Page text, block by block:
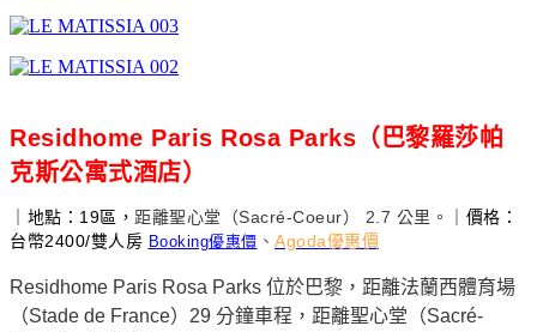
Residhome Paris Rosa Parks（巴黎羅莎帕
克斯公寓式酒店）
｜地點：19區， 距離聖心堂（Sacré-Coeur） 2.7 公里。
｜價格：
台幣2400/雙人房 Booking優惠價 、 Agoda優惠價
Residhome Paris Rosa Parks 位於巴黎，距離法蘭西體育場
（Stade de France）29 分鐘車程，距離聖心堂（Sacré-